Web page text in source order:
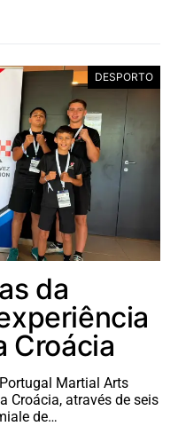
DESPORTO
da
Croácia
Martial Arts
Croácia, através de seis
de…